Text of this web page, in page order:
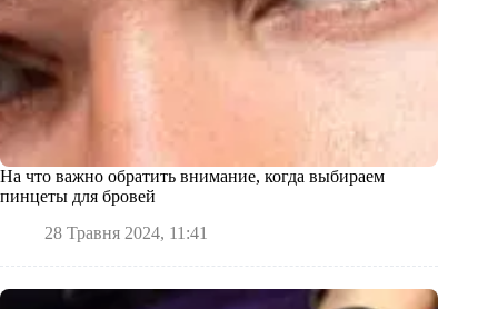
На что важно обратить внимание, когда выбираем
пинцеты для бровей
28 Травня 2024, 11:41